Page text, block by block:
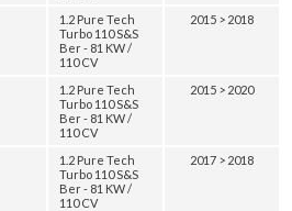
1.2 Pure Tech
Turbo 110 S&S
Ber - 81 KW /
110 CV
2015 > 2018
1.2 Pure Tech
Turbo 110 S&S
Ber - 81 KW /
110 CV
2015 > 2020
1.2 Pure Tech
Turbo 110 S&S
Ber - 81 KW /
110 CV
2017 > 2018